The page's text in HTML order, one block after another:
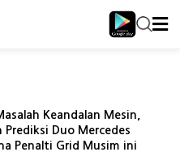
Keandalan Mesin,
Prediksi Duo Mercedes
Penalti Grid Musim ini